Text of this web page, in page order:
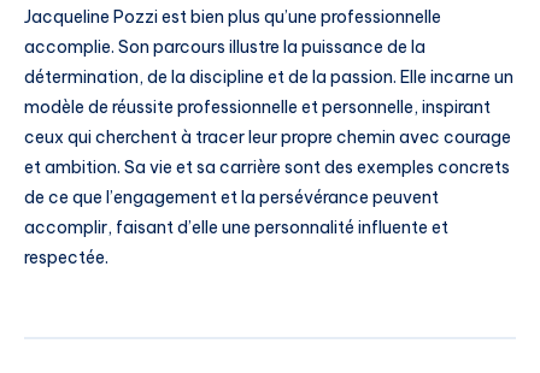
Jacqueline Pozzi est bien plus qu’une professionnelle
accomplie. Son parcours illustre la puissance de la
détermination, de la discipline et de la passion. Elle incarne un
modèle de réussite professionnelle et personnelle, inspirant
ceux qui cherchent à tracer leur propre chemin avec courage
et ambition. Sa vie et sa carrière sont des exemples concrets
de ce que l’engagement et la persévérance peuvent
accomplir, faisant d’elle une personnalité influente et
respectée.